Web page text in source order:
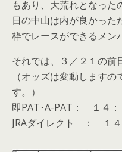
もあり、大荒れとなった
日の中山は内が良かった
枠でレースができるメン
それでは、３／２１の前
（オッズは変動します
す。）
即PAT･A-PAT： １４：
JRAダイレクト ： １４